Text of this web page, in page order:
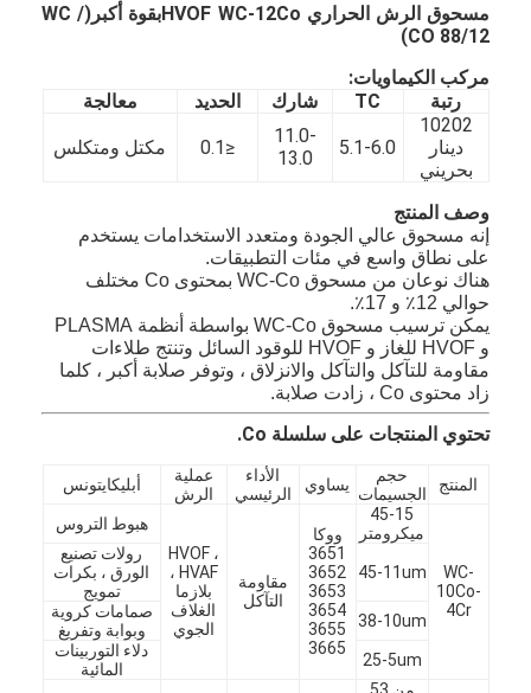
مسحوق الرش الحراري HVOF WC-12Co بقوة أكبر (WC /
CO 88/12)
مركب الكيماويات:
رتبة
TC شارك الحديد
معالجة
10202
دينار
بحريني
5.1-6.0
11.0-
13.0
≤0.1 مكتل ومتكلس
وصف المنتج
إنه مسحوق عالي الجودة ومتعدد الاستخدامات يستخدم
على نطاق واسع في مئات التطبيقات.
هناك نوعان من مسحوق WC-Co بمحتوى Co مختلف
حوالي 12٪ و 17٪.
يمكن ترسيب مسحوق WC-Co بواسطة أنظمة PLASMA
و HVOF للغاز و HVOF للوقود السائل وتنتج طلاءات
مقاومة للتآكل والتآكل والانزلاق ، وتوفر صلابة أكبر ، كلما
زاد محتوى Co ، زادت صلابة.
تحتوي المنتجات على سلسلة Co.
المنتج
حجم
الجسيمات يساوي
الأداء
الرئيسي
عملية
الرش
أبليكايتونس
WC-
10Co-
4Cr
45-15
ميكرومتر
ووكا
3651
3652
3653
3654
3655
3665
مقاومة
التآكل
HVOF ،
HVAF ،
بلازما
الغلاف
الجوي
هبوط التروس
45-11um
رولات تصنيع
الورق ، بكرات
تمويج
38-10um
صمامات كروية
وبوابة وتفريغ
25-5um
دلاء التوربينات
المائية